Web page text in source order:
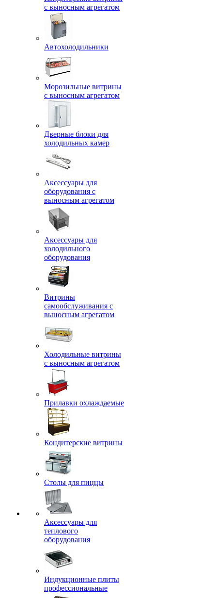
с выносным агрегатом
Автохолодильники
Морозильные витрины
с выносным агрегатом
Дверные блоки для
холодильных камер
Аксессуары для
оборудования с
выносным агрегатом
Аксессуары для
холодильного
оборудования
Витрины
самообслуживания с
выносным агрегатом
Холодильные витрины
с выносным агрегатом
Прилавки охлаждаемые
Кондитерские витрины
Столы для пиццы
Аксессуары для
теплового
оборудования
Индукционные плиты
профессиональные